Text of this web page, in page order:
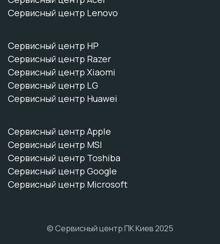
Сервисный центр Lenovo
Сервисный центр HP
Сервисный центр Razer
Сервисный центр Xiaomi
Сервисный центр LG
Сервисный центр Huawei
Сервисный центр Apple
Сервисный центр MSI
Сервисный центр Toshiba
Сервисный центр Google
Сервисный центр Microsoft
© Сервисный центр ПК Киев 2025